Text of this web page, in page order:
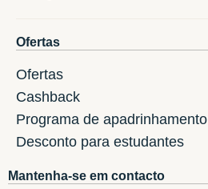
Ofertas
Ofertas
Cashback
Programa de apadrinhamento
Desconto para estudantes
Mantenha-se em contacto